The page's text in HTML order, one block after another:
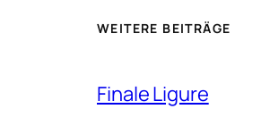
WEITERE BEITRÄGE
Finale Ligure